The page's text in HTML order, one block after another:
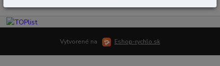
Vytvorené na Eshop-rychlo.sk